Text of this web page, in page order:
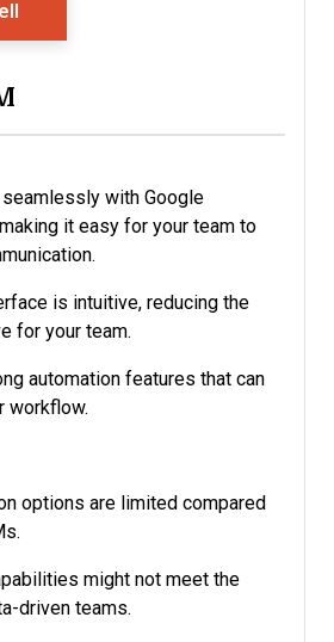
seamlessly with Google
it easy for your team to
is intuitive, reducing the
for your team.
automation features that can
workflow.
options are limited compared
might not meet the
driven teams.